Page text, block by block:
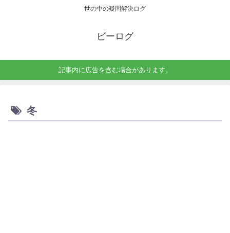
世の中の疑問解決ログ
ビーログ
記事内に広告を含む場合があります。
冬